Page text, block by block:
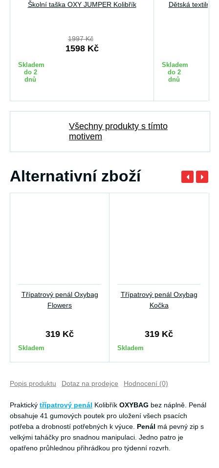
Školní taška OXY JUMPER Kolibřík
1997 Kč
1598 Kč
Skladem
do 2
dnů
Dětská textilní
Skladem
do 2
dnů
Všechny produkty s tímto
motivem
Alternativní zboží
Třípatrový penál Oxybag
Flowers
319 Kč
Skladem
Třípatrový penál Oxybag
Kočka
319 Kč
Skladem
Popis produktu Dotaz na prodejce Hodnocení (0)
Praktický třípatrový penál Kolibřík OXYBAG bez náplně. Penál
obsahuje 41 gumových poutek pro uložení všech psacích
potřeba a drobností potřebných k výuce. Penál má pevný zip s
velkými taháčky pro snadnou manipulaci. Jedno patro je
opatřeno průhlednou přihrádkou pro týdenní rozvrh.